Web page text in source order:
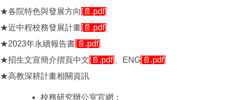
★各院特色與發展方向 [📄.pdf]
★近中程校務發展計畫[📄.pdf]
★2023年永續報告書[📄.pdf]
★招生文宣簡介摺頁中文[📄.pdf] 、ENG[📄.pdf]
★高教深耕計畫相關資訊
校務研究辦公室官網：